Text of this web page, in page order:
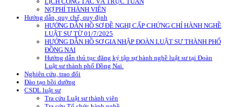
NỢ PHÍ THÀNH VIÊN
Hướng dẫn, quy chế, quy định
HƯỚNG DẪN HỒ SƠ ĐỀ NGHỊ CẤP CHỨNG CHỈ HÀNH NGHỀ
LUẬT SƯ TỪ 01/7/2025
HƯỚNG DẪN HỒ SƠ GIA NHẬP ĐOÀN LUẬT SƯ THÀNH PHỐ
ĐỒNG NAI
Hướng dẫn thủ tục đăng ký tập sự hành nghề luật sư tại Đoàn
Luật sư thành phố Đồng Nai.
Nghiên cứu, trao đổi
Đào tạo bồi dưỡng
CSDL luật sư
Tra cứu Luật sư thành viên